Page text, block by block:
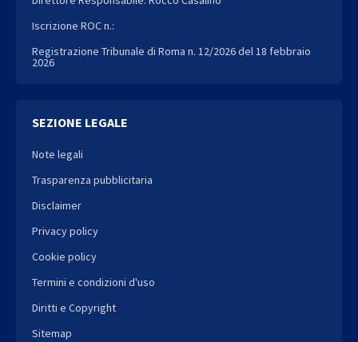
Iscrizione ROC n.:
Registrazione Tribunale di Roma n. 12/2026 del 18 febbraio
2026
SEZIONE LEGALE
Note legali
Trasparenza pubblicitaria
Disclaimer
Privacy policy
Cookie policy
Termini e condizioni d'uso
Diritti e Copyright
Sitemap